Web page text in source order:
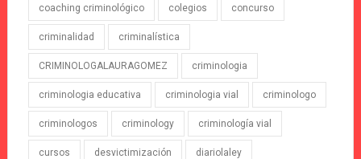
coaching criminológico colegios concurso
criminalidad criminalística
CRIMINOLOGALAURAGOMEZ criminologia
criminologia educativa criminologia vial criminologo
criminologos criminology criminología vial
cursos desvictimización diariolaley